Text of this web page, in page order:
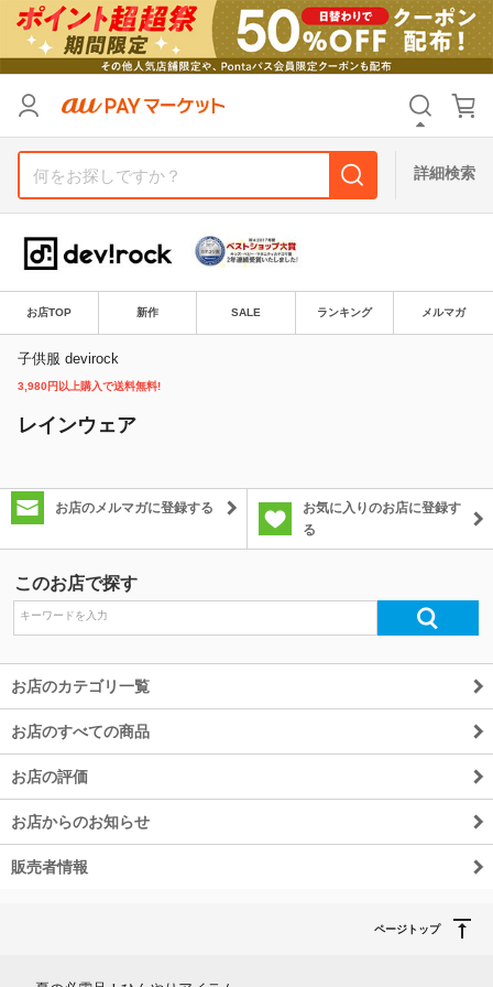
詳細検索
お店TOP 新作 SALE ランキング メルマガ
子供服 devirock
3,980円以上購入で送料無料!
レインウェア
お店のメルマガに登録する
お気に入りのお店に登録す
る
このお店で探す
お店のカテゴリ一覧
お店のすべての商品
お店の評価
お店からのお知らせ
販売者情報
ページトップ
支払い方法
その他の条件
送料無料 タイムセール
Pontaパス特典対象すべて
除外ワード